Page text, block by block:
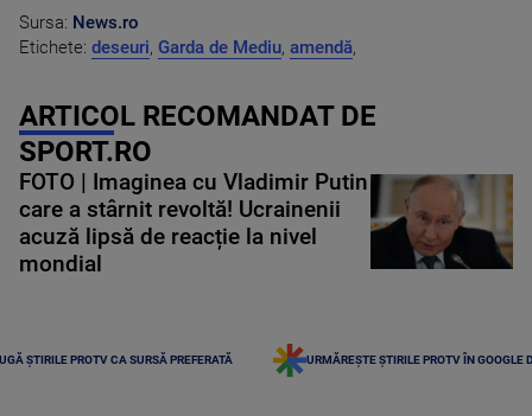
Sursa: News.ro
Etichete: deseuri, Garda de Mediu, amendă,
ARTICOL RECOMANDAT DE
SPORT.RO
FOTO | Imaginea cu Vladimir Putin
care a stârnit revoltă! Ucrainenii
acuză lipsă de reacție la nivel
mondial
ȘTIRILE PROTV CA SURSĂ PREFERATĂ URMĂREȘTE ȘTIRILE PROTV ÎN GOOGLE